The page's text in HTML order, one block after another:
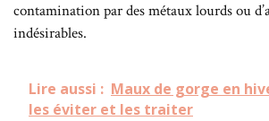
contamination par des métaux lourds ou
indésirables.
Lire aussi : Maux de gorge en
les éviter et les traiter